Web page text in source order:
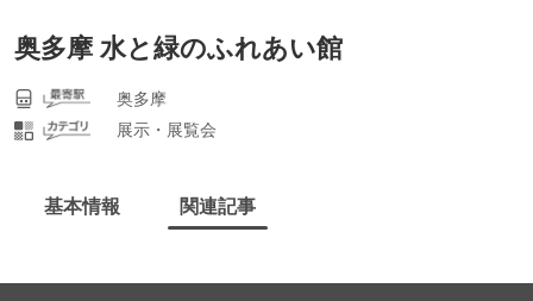
奥多摩 水と緑のふれあい館
奥多摩
展示・展覧会
基本情報 関連記事